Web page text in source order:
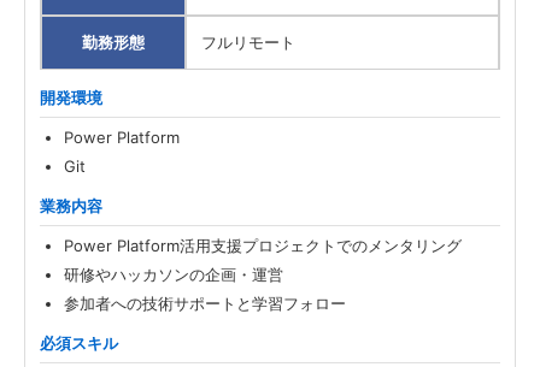
勤務形態 フルリモート
開発環境
Power Platform
Git
業務内容
Power Platform活用支援プロジェクトでのメンタリング
研修やハッカソンの企画・運営
参加者への技術サポートと学習フォロー
必須スキル